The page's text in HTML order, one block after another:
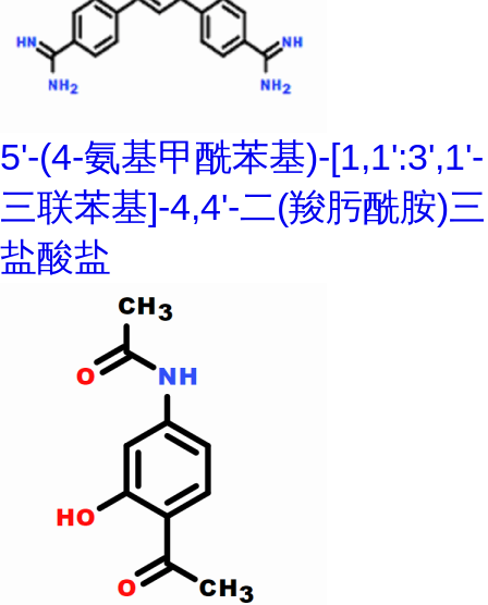
5'-(4-氨基甲酰苯基)-[1,1':3',1'-
三联苯基]-4,4'-二(羧肟酰胺)三
盐酸盐